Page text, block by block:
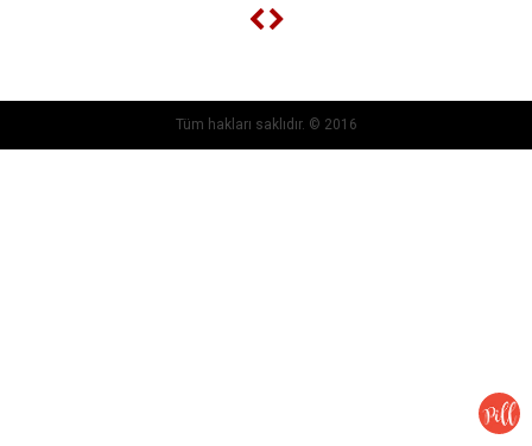
Tüm hakları saklıdır. © 2016